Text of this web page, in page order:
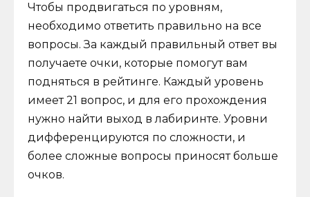
Чтобы продвигаться по уровням,
необходимо ответить правильно на все
вопросы. За каждый правильный ответ вы
получаете очки, которые помогут вам
подняться в рейтинге. Каждый уровень
имеет 21 вопрос, и для его прохождения
нужно найти выход в лабиринте. Уровни
дифференцируются по сложности, и
более сложные вопросы приносят больше
очков.